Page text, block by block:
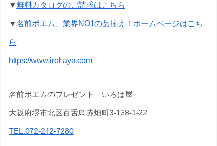
▼無料カタログのご請求はこちら
▼名前ポエム、業界NO1の品揃え！ホームページはこち
ら
https://www.irohaya.com
名前ポエムのプレゼント いろは屋
大阪府堺市北区百舌鳥赤畑町3-138-1-22
TEL:072-242-7280